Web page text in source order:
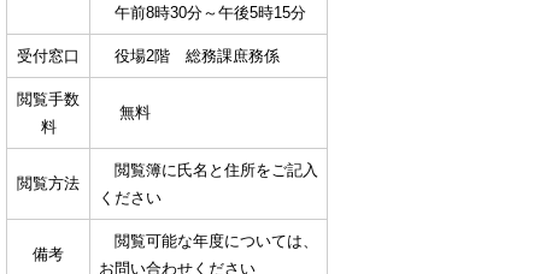
午前8時30分～午後5時15分
受付窓口 役場2階 総務課庶務係
閲覧手数
料
無料
閲覧方法
閲覧簿に氏名と住所をご記入
ください
備考
閲覧可能な年度については、
お問い合わせください